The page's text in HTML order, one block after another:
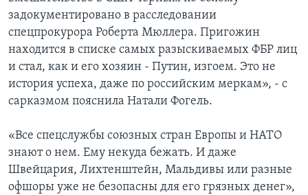
задокументировано в расследовании
спецпрокурора Роберта Мюллера. Пригожин
находится в списке самых разыскиваемых ФБР лиц
и стал, как и его хозяин - Путин, изгоем. Это не
история успеха, даже по российским меркам», - с
сарказмом пояснила Натали Фогель.
«Все спецслужбы союзных стран Европы и НАТО
знают о нем. Ему некуда бежать. И даже
Швейцария, Лихтенштейн, Мальдивы или разные
офшоры уже не безопасны для его грязных денег»,